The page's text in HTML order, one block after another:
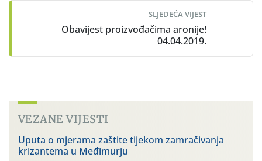
SLJEDEĆA VIJEST
Obavijest proizvođačima aronije!
04.04.2019.
VEZANE VIJESTI
Uputa o mjerama zaštite tijekom zamračivanja
krizantema u Međimurju